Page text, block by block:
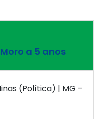
a 5 anos
(Política) | MG –